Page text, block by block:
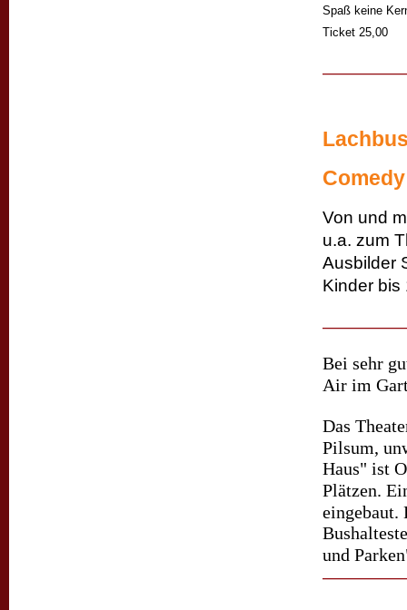
Spaß keine
Ticket 25,00
Von und
u.a. zum
Ausbilder
Kinder bis
Bei sehr
Air im
Das
Pilsum,
Haus" ist
Plätzen.
eingebaut.
und